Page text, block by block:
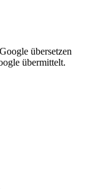
übersetzen
übermittelt.